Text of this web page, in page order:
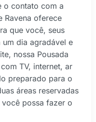
o contato com a
Ravena oferece
que você, seus
um dia agradável e
nossa Pousada
TV, internet, ar
preparado para o
áreas reservadas
possa fazer o